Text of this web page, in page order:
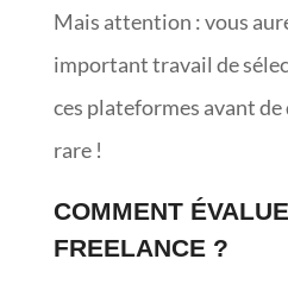
Mais attention : vous
important travail de
ces plateformes avant de
rare !
COMMENT
FREELANCE ?